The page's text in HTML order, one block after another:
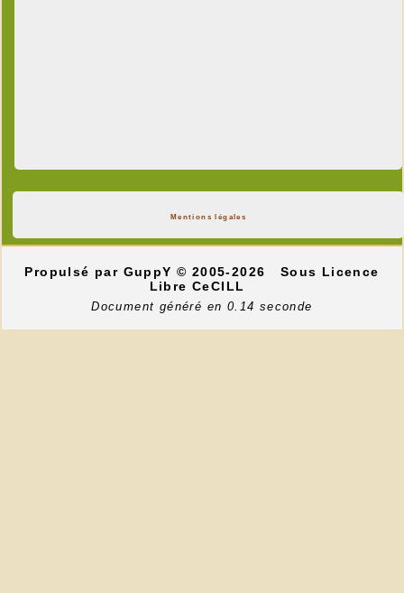
Mentions légales
Propulsé par GuppY© 2005-2026
Sous Licence
Libre CeCILL
Document généré en 0.14 seconde